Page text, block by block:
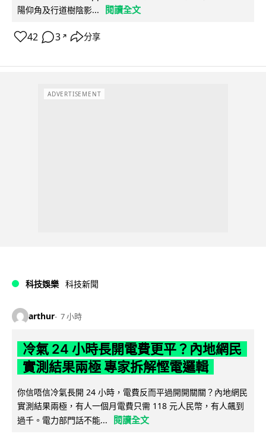
陽仰角及行道樹陰影...
閱讀全文
42 3 ↗ 分享
ADVERTISEMENT
科技娛樂 科技新聞
arthur 7 小時
冷氣 24 小時長開電費更平？內地網民
實測結果兩極 專家拆解慳電邏輯
你信唔信冷氣長開 24 小時，電費反而平過開開關關？內地網民
實測結果兩極，有人一個月電費只需 118 元人民幣，有人飆到
過千。電力部門話不能...
閱讀全文